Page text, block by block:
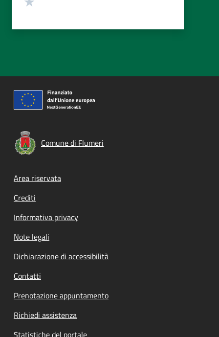
Comune di Flumeri
Footer menu
Area riservata
Crediti
Informativa privacy
Note legali
Dichiarazione di accessibilità
Contatti
Prenotazione appuntamento
Richiedi assistenza
Statistiche del portale